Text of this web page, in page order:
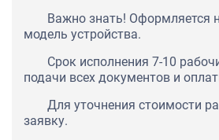
Важно знать! Оформляется
модель устройства.
Срок исполнения 7-10
подачи всех документов и
Для уточнения стоимости
заявку.